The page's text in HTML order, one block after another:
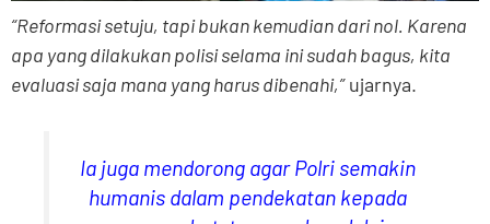
“Reformasi setuju, tapi bukan kemudian dari nol. Karena
apa yang dilakukan polisi selama ini sudah bagus, kita
evaluasi saja mana yang harus dibenahi,”ujarnya.
Ia juga mendorong agar Polri semakin
humanis dalam pendekatan kepada